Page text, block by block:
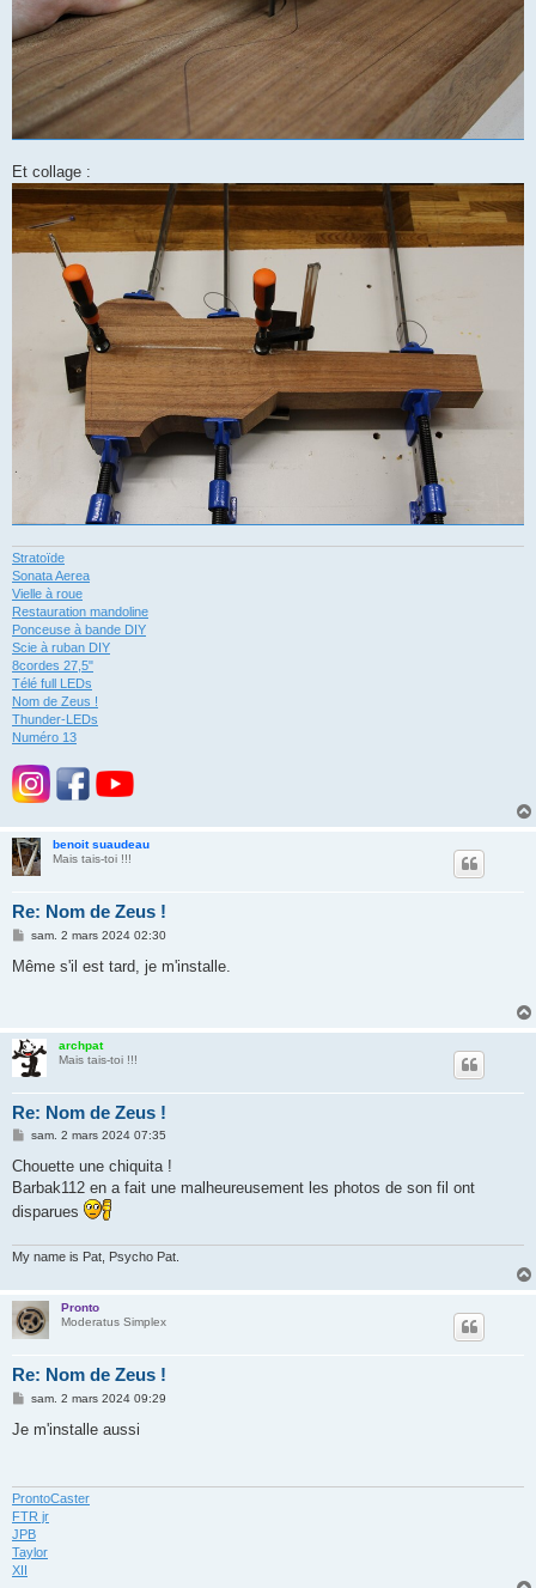
Et collage :
Stratoïde
Sonata Aerea
Vielle à roue
Restauration mandoline
Ponceuse à bande DIY
Scie à ruban DIY
8cordes 27,5"
Télé full LEDs
Nom de Zeus !
Thunder-LEDs
Numéro 13
benoit suaudeau
Mais tais-toi !!!
Re: Nom de Zeus !
M
s
sam. 2 mars 2024 02:30
Même s'il est tard, je m'installe.
archpat
Mais tais-toi !!!
Re: Nom de Zeus !
M
s
a
g
e
sam. 2 mars 2024 07:35
Chouette une chiquita !
Barbak112 en a fait une malheureusement les photos de son fil ont
disparues
My name is Pat, Psycho Pat.
Pronto
Moderatus Simplex
Re: Nom de Zeus !
M
s
sam. 2 mars 2024 09:29
Je m'installe aussi
ProntoCaster
FTR jr
JPB
Taylor
XII